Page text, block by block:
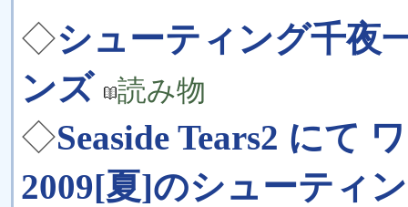
◇シューティング千
ンズ
読み物
◇Seaside Tears2 にて
2009[夏]のシューティ